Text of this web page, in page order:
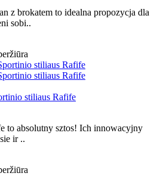
z brokatem to idealna propozycja dla
sobi..
stiliaus Rafife
to absolutny sztos! Ich innowacyjny
ir ..